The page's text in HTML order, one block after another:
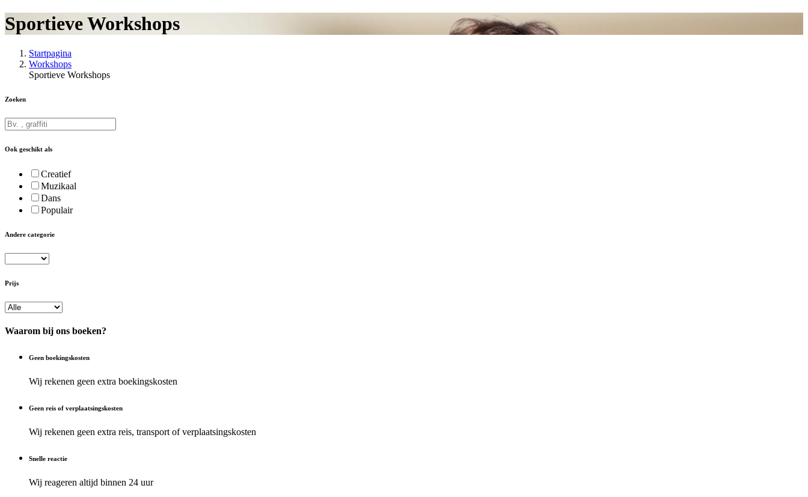
Sportieve Workshops
Startpagina
Workshops
Sportieve Workshops
Zoeken
Ook geschikt als
Creatief
Muzikaal
Dans
Populair
Andere categorie
Prijs
Waarom bij ons boeken?
Geen boekingskosten
Wij rekenen geen extra boekingskosten
Geen reis of verplaatsingskosten
Wij rekenen geen extra reis, transport of verplaatsingskosten
Snelle reactie
Wij reageren altijd binnen 24 uur